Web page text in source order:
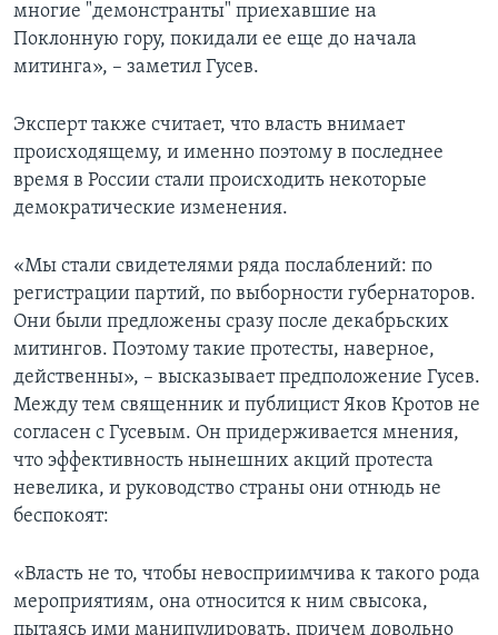
многие "демонстранты" приехавшие на
Поклонную гору, покидали ее еще до начала
митинга», – заметил Гусев.
Эксперт также считает, что власть внимает
происходящему, и именно поэтому в последнее
время в России стали происходить некоторые
демократические изменения.
«Мы стали свидетелями ряда послаблений: по
регистрации партий, по выборности губернаторов.
Они были предложены сразу после декабрьских
митингов. Поэтому такие протесты, наверное,
действенны», – высказывает предположение Гусев.
Между тем священник и публицист Яков Кротов не
согласен с Гусевым. Он придерживается мнения,
что эффективность нынешних акций протеста
невелика, и руководство страны они отнюдь не
беспокоят:
«Власть не то, чтобы невосприимчива к такого рода
мероприятиям, она относится к ним свысока,
пытаясь ими манипулировать, причем довольно